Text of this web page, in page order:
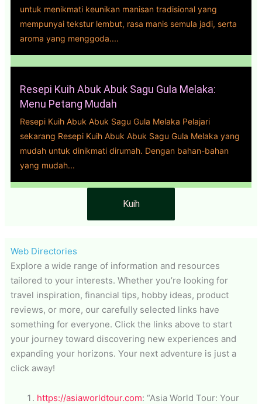
untuk menikmati keunikan manisan tradisional yang
mempunyai tekstur lembut, rasa manis semula jadi, serta
aroma yang menggoda....
Resepi Kuih Abuk Abuk Sagu Gula Melaka:
Menu Petang Mudah
Resepi Kuih Abuk Abuk Sagu Gula Melaka Pelajari
sekarang Resepi Kuih Abuk Abuk Sagu Gula Melaka yang
mudah untuk dinikmati dirumah. Dengan bahan-bahan
yang mudah...
Kuih
Web Directories
Explore a wide range of information and resources
tailored to your interests. Whether you’re looking for
travel inspiration, financial tips, hobby ideas, product
reviews, or more, our carefully selected links have
something for everyone. Click the links above to start
your journey toward discovering new experiences and
expanding your horizons. Your next adventure is just a
click away!
https://asiaworldtour.com: “Asia World Tour: Your